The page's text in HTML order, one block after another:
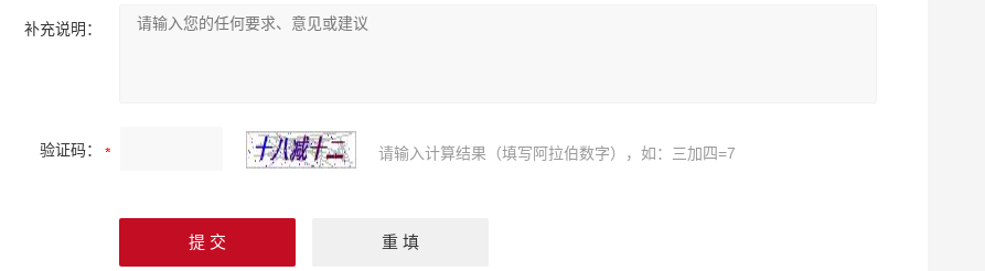
补充说明：
验证码： 请输入计算结果（填写阿拉伯数字），如：三加四=7